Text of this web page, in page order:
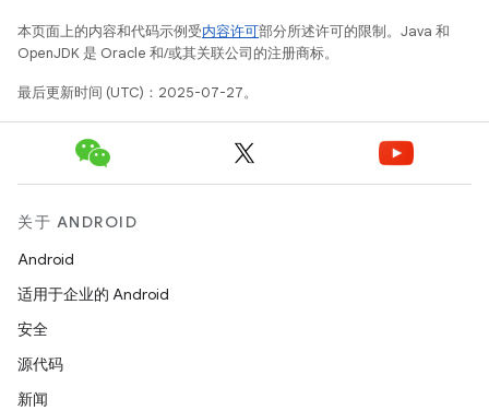
本页面上的内容和代码示例受内容许可部分所述许可的限制。Java 和
OpenJDK 是 Oracle 和/或其关联公司的注册商标。
最后更新时间 (UTC)：2025-07-27。
关于 ANDROID
Android
适用于企业的 Android
安全
源代码
新闻